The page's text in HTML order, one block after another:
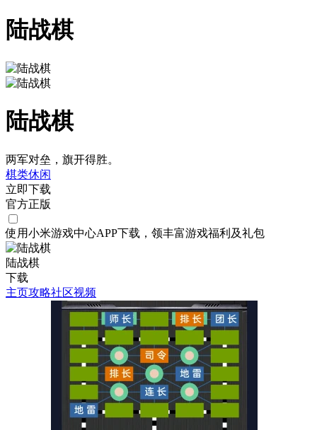
陆战棋
陆战棋
两军对垒，旗开得胜。
棋类休闲
立即下载
官方正版
使用小米游戏中心APP下载 ，领丰富游戏福利 及礼包
陆战棋
下载
主页攻略社区视频